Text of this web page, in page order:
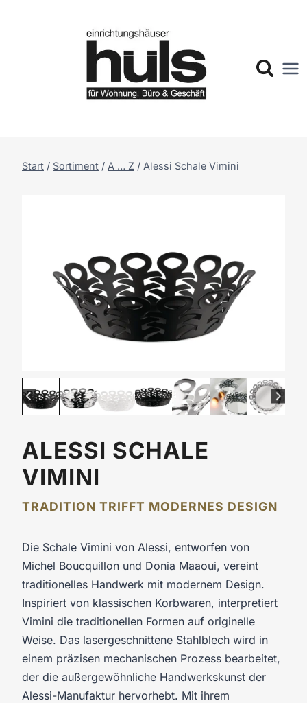
Start / Sortiment / A … Z / Alessi Schale Vimini
ALESSI SCHALE
VIMINI
TRADITION TRIFFT MODERNES DESIGN
Die Schale Vimini von Alessi, entworfen von
Michel Boucquillon und Donia Maaoui, vereint
traditionelles Handwerk mit modernem Design.
Inspiriert von klassischen Korbwaren, interpretiert
Vimini die traditionellen Formen auf originelle
Weise. Das lasergeschnittene Stahlblech wird in
einem präzisen mechanischen Prozess bearbeitet,
der die außergewöhnliche Handwerkskunst der
Alessi-Manufaktur hervorhebt. Mit ihrem